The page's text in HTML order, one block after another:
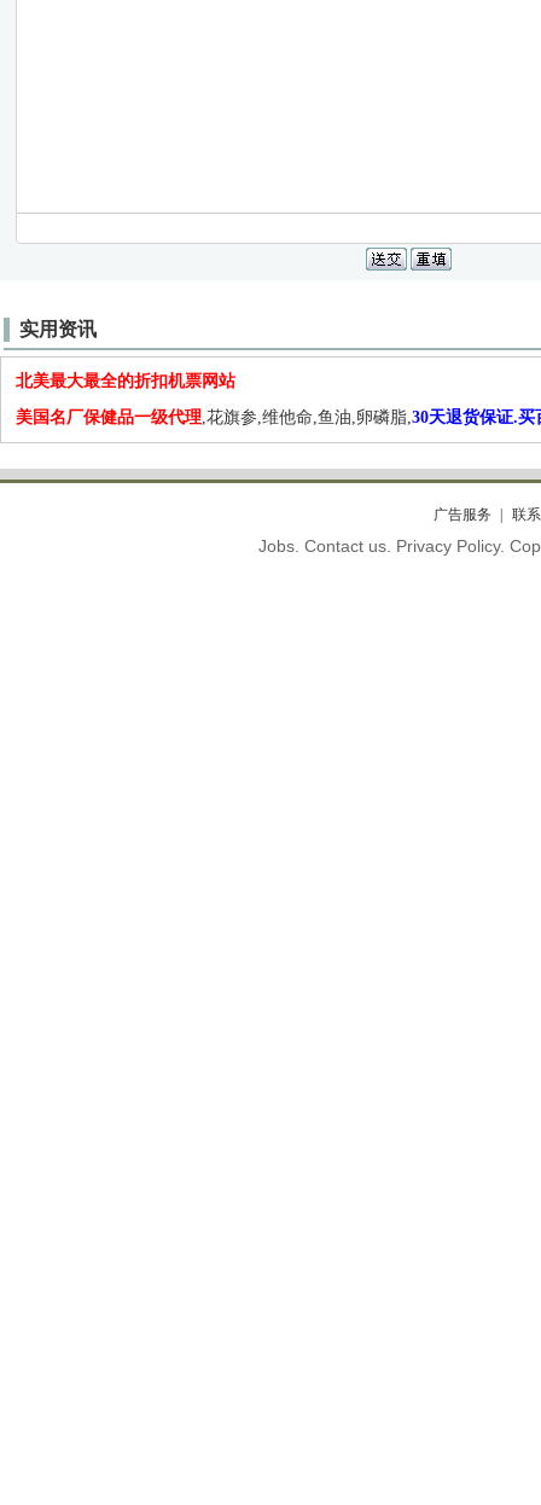
实用资讯
北美最大最全的折扣机票网站
美国名厂保健品一级代理,花旗参,维他命,鱼油,卵磷脂,30天退货保证.买
广告服务 联
Jobs. Contact us. Privacy Policy.